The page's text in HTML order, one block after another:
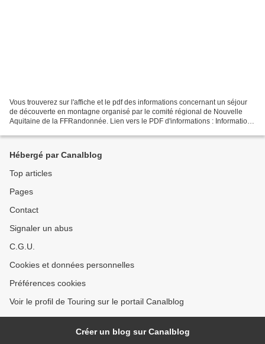
Vous trouverez sur l'affiche et le pdf des informations concernant un séjour
de découverte en montagne organisé par le comité régional de Nouvelle
Aquitaine de la FFRandonnée. Lien vers le PDF d'informations : Informations
Hébergé par Canalblog
Top articles
Pages
Contact
Signaler un abus
C.G.U.
Cookies et données personnelles
Préférences cookies
Voir le profil de Touring sur le portail Canalblog
Créer un blog sur Canalblog